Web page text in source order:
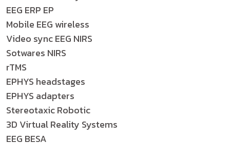
EEG ERP EP
Mobile EEG wireless
Video sync EEG NIRS
Sotwares NIRS
rTMS
EPHYS headstages
EPHYS adapters
Stereotaxic Robotic
3D Virtual Reality Systems
EEG BESA